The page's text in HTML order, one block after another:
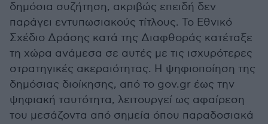
δημόσια συζήτηση, ακριβώς επειδή δεν
παράγει εντυπωσιακούς τίτλους. Το Εθνικό
Σχέδιο Δράσης κατά της Διαφθοράς κατέταξε
τη χώρα ανάμεσα σε αυτές με τις ισχυρότερες
στρατηγικές ακεραιότητας. Η ψηφιοποίηση της
δημόσιας διοίκησης, από το gov.gr έως την
ψηφιακή ταυτότητα, λειτουργεί ως αφαίρεση
του μεσάζοντα από σημεία όπου παραδοσιακά